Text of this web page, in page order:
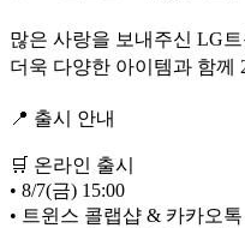
많은 사랑을 보내주신 LG
더욱 다양한 아이템과 함께
📍 출시 안내
🛒 온라인 출시
• 8/7(금) 15:00
• 트윈스 콜랩샵 & 카카오